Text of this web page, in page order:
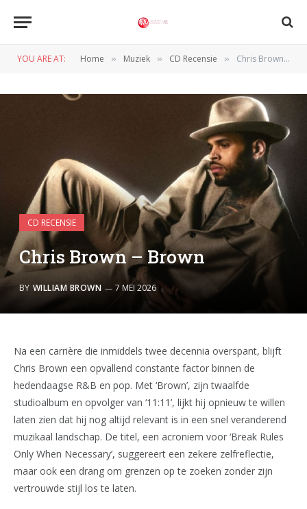
YOU ARE AT: Home » Muziek » CD Recensie » Chris Brown – Brown
CD RECENSIE
Chris Brown – Brown
BY WILLIAM BROWN 7 MEI 2026
Na een carrière die inmiddels twee decennia overspant, blijft
Chris Brown een opvallend constante factor binnen de
hedendaagse R&B en pop. Met ‘Brown’, zijn twaalfde
studioalbum en opvolger van ‘11:11’, lijkt hij opnieuw te willen
laten zien dat hij nog altijd relevant is in een snel veranderend
muzikaal landschap. De titel, een acroniem voor ‘Break Rules
Only When Necessary’, suggereert een zekere zelfreflectie,
maar ook een drang om grenzen op te zoeken zonder zijn
vertrouwde stijl los te laten.